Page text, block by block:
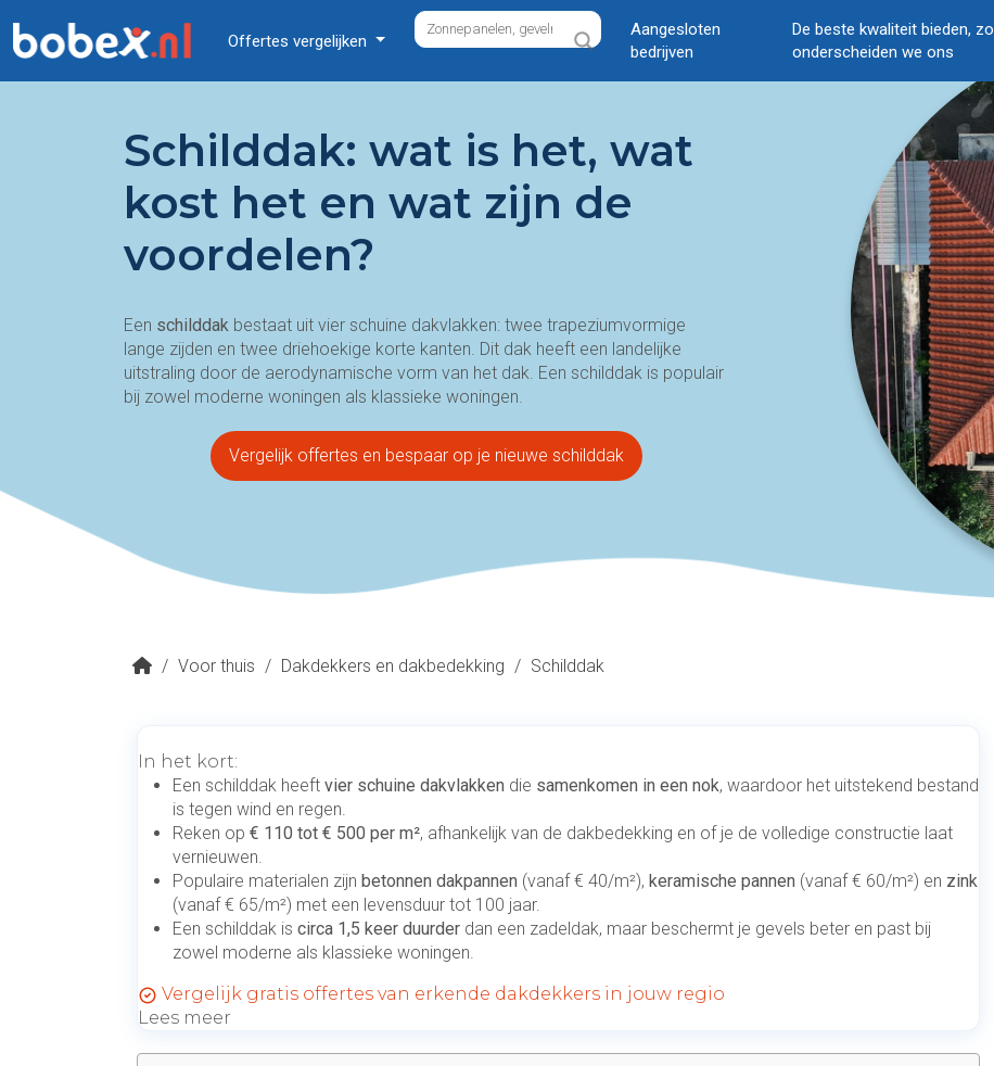
Offertes vergelijken
Aangesloten
bedrijven
De beste kwaliteit bieden, zo
onderscheiden we ons
Schilddak: wat is het, wat
kost het en wat zijn de
voordelen?
Een schilddak bestaat uit vier schuine dakvlakken: twee trapeziumvormige
lange zijden en twee driehoekige korte kanten. Dit dak heeft een landelijke
uitstraling door de aerodynamische vorm van het dak. Een schilddak is populair
bij zowel moderne woningen als klassieke woningen.
Vergelijk offertes en bespaar op je nieuwe schilddak
/ Voor thuis / Dakdekkers en dakbedekking / Schilddak
In het kort:
Een schilddak heeft vier schuine dakvlakken die samenkomen in een nok, waardoor het uitstekend bestand
is tegen wind en regen.
Reken op € 110 tot € 500 per m², afhankelijk van de dakbedekking en of je de volledige constructie laat
vernieuwen.
Populaire materialen zijn betonnen dakpannen (vanaf € 40/m²), keramische pannen (vanaf € 60/m²) en zink
(vanaf € 65/m²) met een levensduur tot 100 jaar.
Een schilddak is circa 1,5 keer duurder dan een zadeldak, maar beschermt je gevels beter en past bij
zowel moderne als klassieke woningen.
Vergelijk gratis offertes van erkende dakdekkers in jouw regio
Lees meer